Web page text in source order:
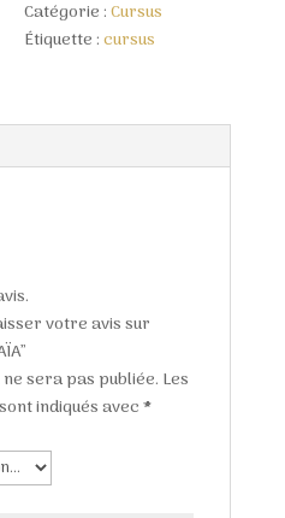
Catégorie :Cursus
Étiquette :cursus
votre avis sur
sera pas publiée. Les
indiqués avec*